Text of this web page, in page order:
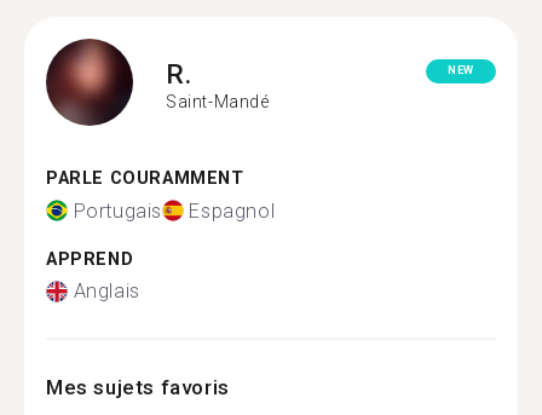
R.
Saint-Mandé
NEW
PARLE COURAMMENT
Portugais Espagnol
APPREND
Anglais
Mes sujets favoris